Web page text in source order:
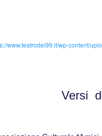
www.teatrodei99.it/wp-content/
Versi